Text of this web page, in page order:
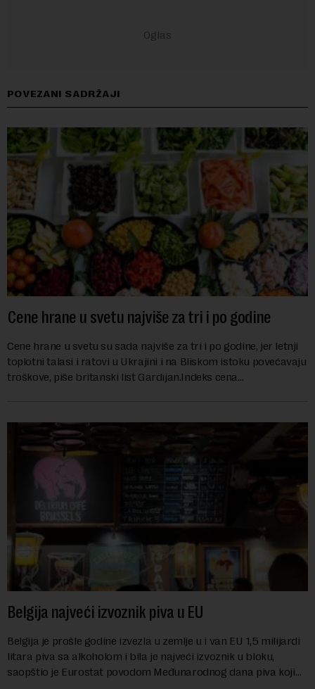
POVEZANI SADRŽAJI
Cene hrane u svetu najviše za tri i po godine
Cene hrane u svetu su sada najviše za tri i po godine, jer letnji
toplotni talasi i ratovi u Ukrajini i na Bliskom istoku povećavaju
troškove, piše britanski list Gardijan.Indeks cena
Belgija najveći izvoznik piva u EU
Belgija je prošle godine izvezla u zemlje u i van EU 1,5 milijardi
litara piva sa alkoholom i bila je najveći izvoznik u bloku,
saopštio je Eurostat povodom Međunarodnog dana piva koji